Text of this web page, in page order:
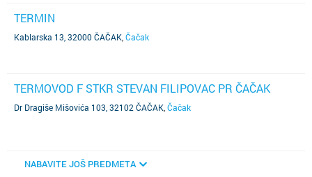
TERMIN
Kablarska 13, 32000 ČAČAK Čačak
TERMOVOD F STKR STEVAN FILIPOVAC PR ČAČAK
Dr Dragiše Mišovića 103, 32102 ČAČAK Čačak
NABAVITE JOŠ PREDMETA